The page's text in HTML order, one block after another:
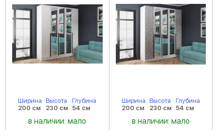
Ширина
200 см
Высота
230 см
Глубина
54 см
в наличии: мало
Ширина
200 см
Высота
230 см
Глубина
54 см
в наличии: мало